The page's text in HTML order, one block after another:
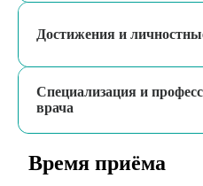
Достижения и
Специализация и
врача
Время приёма